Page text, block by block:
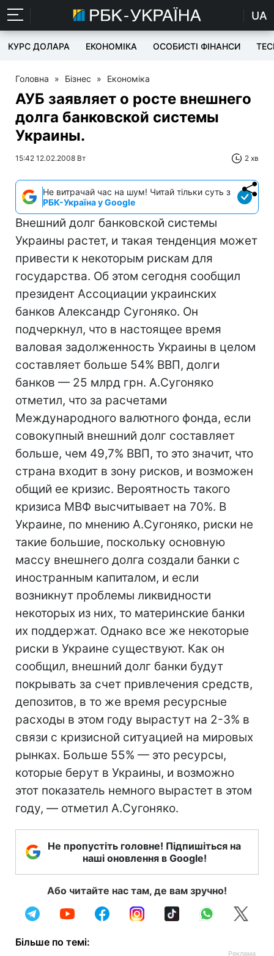
UA
КУРС ДОЛАРА ЕКОНОМІКА ОСОБИСТІ ФІНАНСИ
Головна » Бізнес » Економіка
АУБ заявляет о росте внешнего
долга банковской системы
Украины.
15:42 12.02.2008 Вт 2 хв
Не витрачай час на шум! Читай тільки суть з
РБК-Україна у Google
Внешний долг банковской системы
Украины растет, и такая тенденция может
привести к некоторым рискам для
государства. Об этом сегодня сообщил
президент Ассоциации украинских
банков Александр Сугоняко. Он
подчеркнул, что в настоящее время
валовая задолженность Украины в целом
составляет больше 54% ВВП, долги
банков — 25 млрд грн. А.Сугоняко
отметил, что за расчетами
Международного валютного фонда, если
совокупный внешний долг составляет
больше, чем 49,7% ВВП, то это значит, что
страна входит в зону рисков, и возможен
общий ее кризис. Вероятность такого
кризиса МВФ высчитывает на 70%. В
Украине, по мнению А.Сугоняко, риски не
такие большие, поскольку основную
массу внешнего долга создали банки с
иностранным капиталом, и если
возникнут проблемы ликвидности
некоторых из них, то материнские банки
их поддержат. Однако все же некоторые
риски в Украине существуют. Как он
сообщил, внешний долг банки будут
покрывать за счет привлечения средств,
депозитов, в то же время ресурсные
расходы в этом году вырастут на 2-3% в
связи с кризисной ситуацией на мировых
рынках. Больше 55% — это ресурсы,
которые берут в Украины, и возможно
этот показатель немного вырастет в этом
году, — отметил А.Сугоняко.
Не пропустіть головне! Підпишіться на
наші оновлення в Google!
Або читайте нас там, де вам зручно!
Більше по темі: